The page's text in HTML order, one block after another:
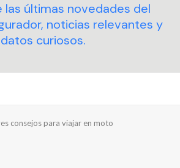
las últimas novedades del
noticias relevantes y
datos curiosos.
consejos para viajar en moto